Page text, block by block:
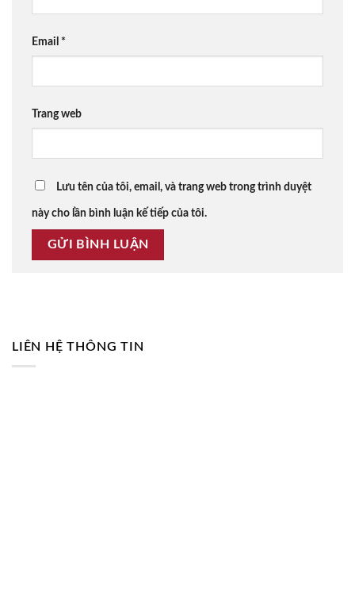
Email *
Trang web
Lưu tên của tôi, email, và trang web trong trình duyệt
này cho lần bình luận kế tiếp của tôi.
LIÊN HỆ THÔNG TIN